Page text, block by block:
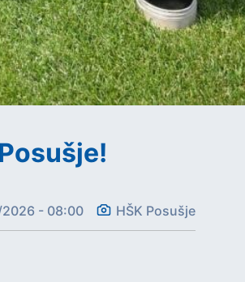
- 08:00 HŠK Posušje